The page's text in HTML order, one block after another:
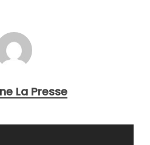
La Presse